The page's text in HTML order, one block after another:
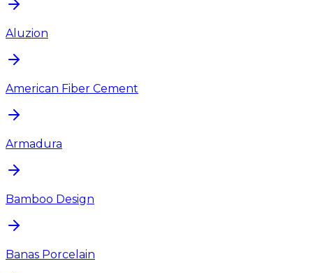
Aluzion
American Fiber Cement
Armadura
Bamboo Design
Banas Porcelain